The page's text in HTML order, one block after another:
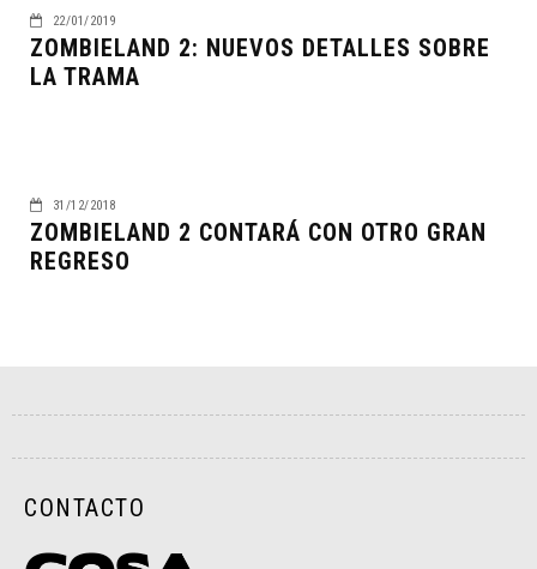
22/01/2019
ZOMBIELAND 2: NUEVOS DETALLES SOBRE
LA TRAMA
31/12/2018
ZOMBIELAND 2 CONTARÁ CON OTRO GRAN
REGRESO
CONTACTO